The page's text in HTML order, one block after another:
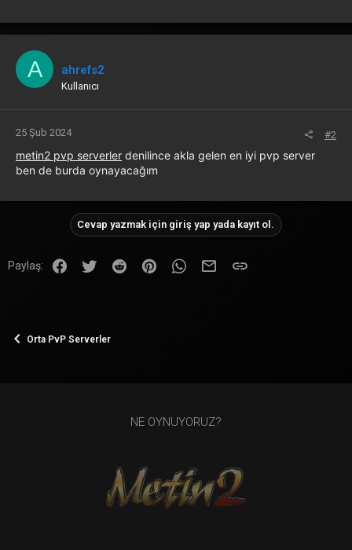
A ahrefs2
Kullanıcı
25 Şub 2024 #2
metin2 pvp serverler denilince akla gelen en iyi pvp server
ben de burda oynayacağım
Cevap yazmak için giriş yap yada kayıt ol.
Paylaş: FacebookTwitter Reddit PinterestWhatsApp
E-posta
Orta PvP Serverler
NE OYNUYORUZ?